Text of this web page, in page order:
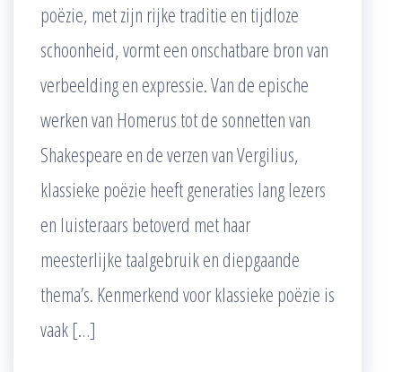
poëzie, met zijn rijke traditie en tijdloze
schoonheid, vormt een onschatbare bron van
verbeelding en expressie. Van de epische
werken van Homerus tot de sonnetten van
Shakespeare en de verzen van Vergilius,
klassieke poëzie heeft generaties lang lezers
en luisteraars betoverd met haar
meesterlijke taalgebruik en diepgaande
thema’s. Kenmerkend voor klassieke poëzie is
vaak […]